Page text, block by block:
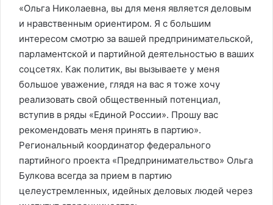
«Ольга Николаевна, вы для меня является деловым
и нравственным ориентиром. Я с большим
интересом смотрю за вашей предпринимательской,
парламентской и партийной деятельностью в ваших
соцсетях. Как политик, вы вызываете у меня
большое уважение, глядя на вас я тоже хочу
реализовать свой общественный потенциал,
вступив в ряды «Единой России». Прошу вас
рекомендовать меня принять в партию».
Региональный координатор федерального
партийного проекта «Предпринимательство» Ольга
Булкова всегда за прием в партию
целеустремленных, идейных деловых людей через